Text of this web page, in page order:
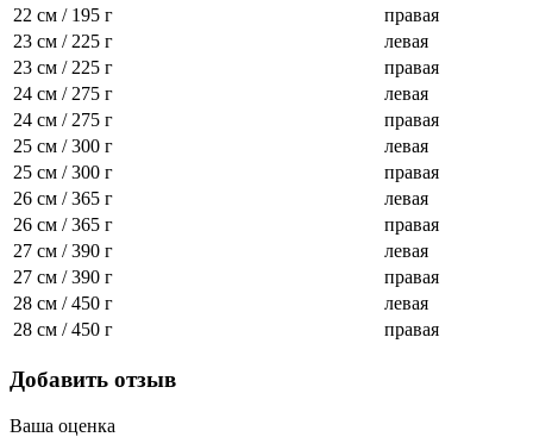
22 см / 195 г
правая
23 см / 225 г
левая
23 см / 225 г
правая
24 см / 275 г
левая
24 см / 275 г
правая
25 см / 300 г
левая
25 см / 300 г
правая
26 см / 365 г
левая
26 см / 365 г
правая
27 см / 390 г
левая
27 см / 390 г
правая
28 см / 450 г
левая
28 см / 450 г
правая
Добавить отзыв
Ваша оценка